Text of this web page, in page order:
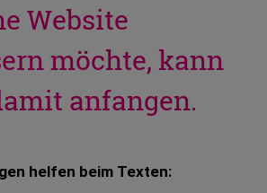
Website
möchte, kann
anfangen.
hel­fen beim Tex­ten: